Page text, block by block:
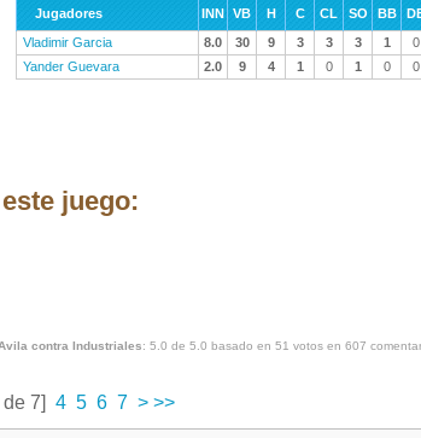
Jugadores INN VB H C CL SO BB
Vladimir Garcia
8.0 30 9 3 3 3 1
0
Yander Guevara
2.0 9 4 1 0 1 0 0
juego:
contra Industriales: 5.0 de 5.0 basado en 51 votos en 607
7] 4 5 6 7 >>>